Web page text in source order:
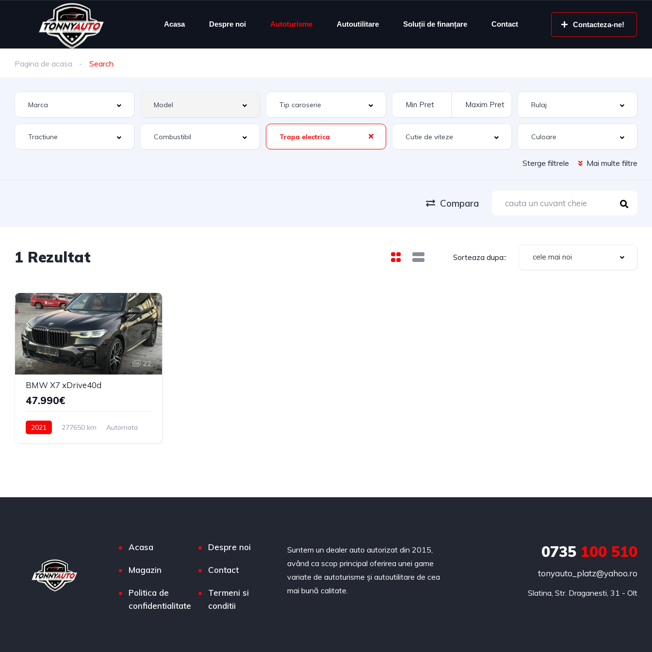
Acasa Despre noi Autoturisme Autoutilitare Soluții de finanțare Contact Contacteza-ne!
Pagina de acasa Search
Trapa electrica
Sterge filtrele Mai multe filtre
Compara
1 Rezultat Sorteaza dupa:: cele mai noi
22
BMW X7 xDrive40d
47.990€
2021 277650 km
Automata
Acasa Despre noi
Magazin Contact
Politica de
confidentialitate
Termeni si
conditii
Suntem un dealer auto autorizat din 2015,
având ca scop principal oferirea unei game
variate de autoturisme și autoutilitare de cea
mai bună calitate.
0735100 510
tonyauto_platz@yahoo.ro
Slatina, Str. Draganesti, 31 - Olt